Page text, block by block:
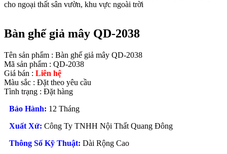
Bàn ghế giả mây QD-2038
Tên sản phẩm : Bàn ghế giả mây QD-2038
Mã sản phẩm : QD-2038
Giá bán : Liên hệ
Màu sắc : Đặt theo yêu cầu
Tình trạng : Đặt hàng
Bảo Hành: 12 Tháng
Xuất Xứ: Công Ty TNHH Nội Thất Quang Đông
Thông Số Kỹ Thuật: Dài Rộng Cao